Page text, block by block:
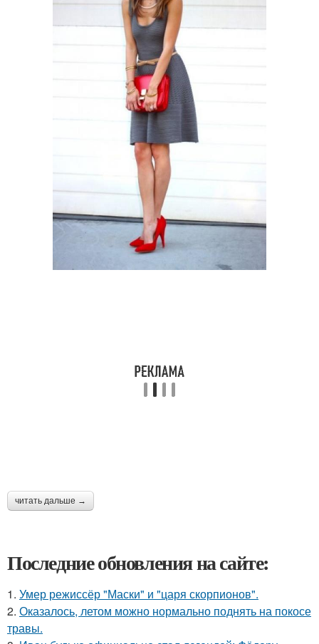
читать дальше →
Последние обновления на сайте:
1. Умер режиссёр "Маски" и "царя скорпионов".
2. Оказалось, летом можно нормально поднять на покосе
травы.